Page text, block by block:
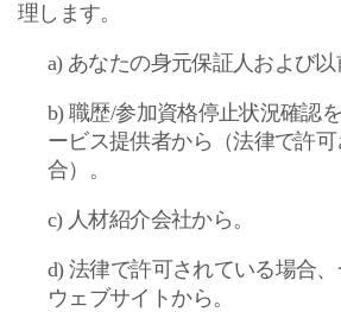
理します。
a) あなたの身元保証人および以
b)職歴/参加資格停止状況確認
ービス提供者から（法律で許
合）。
c) 人材紹介会社から。
d)法律で許可されている場合
ウェブサイトから。